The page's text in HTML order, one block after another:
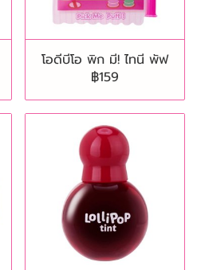
โอดีบีโอ พิก มี! ไทนี พัฟ
฿159